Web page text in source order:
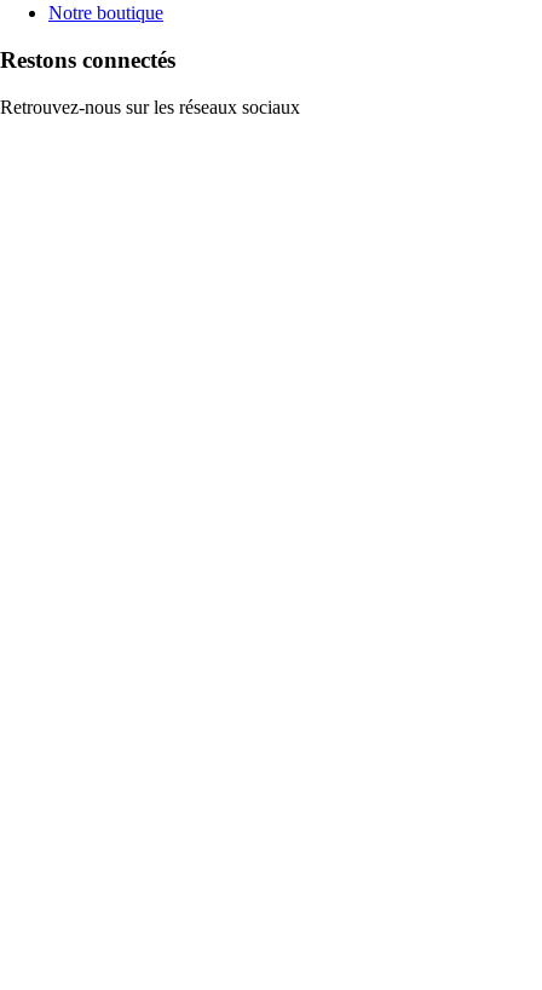
Notre boutique
Restons connectés
Retrouvez-nous sur les réseaux sociaux